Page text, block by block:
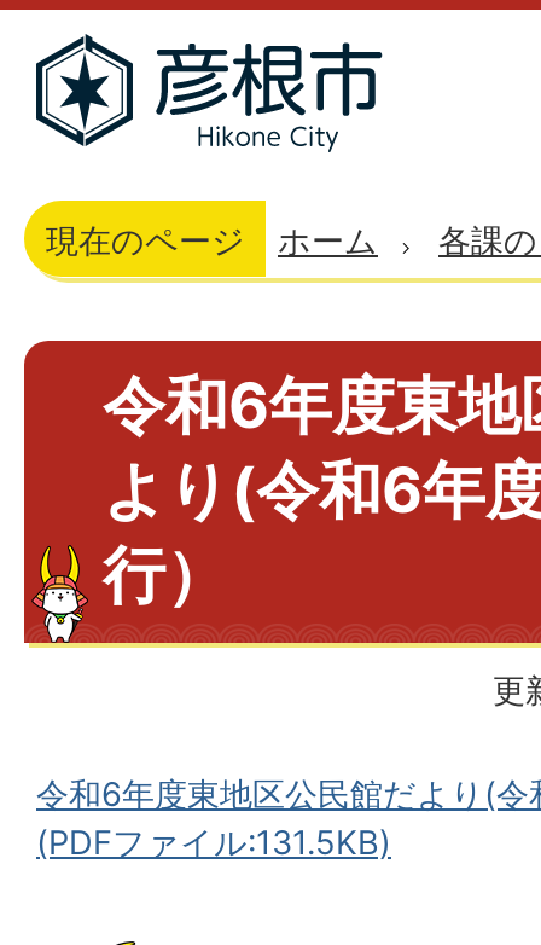
現在のページ ホーム 各課
令和6年度東地
より(令和6年
行）
更
令和6年度東地区公民館だより(
(PDFファイル:131.5KB)